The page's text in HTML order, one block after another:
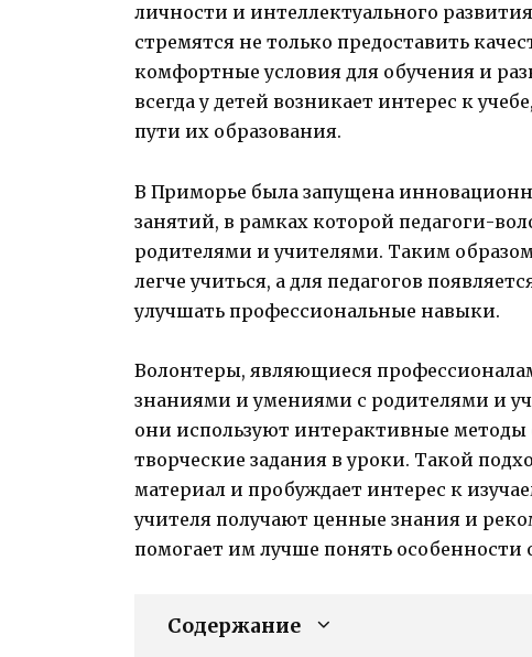
личности и интеллектуального
стремятся не только предоставить
комфортные условия для обучения и
всегда у детей возникает интерес к
пути их образования.
В Приморье была запущена
занятий, в рамках которой педагоги-
родителями и учителями. Таким
легче учиться, а для педагогов
улучшать профессиональные навыки.
Волонтеры, являющиеся
знаниями и умениями с родителями и
они используют интерактивные
творческие задания в уроки. Такой
материал и пробуждает интерес к
учителя получают ценные знания и
помогает им лучше понять особенности
Содержание